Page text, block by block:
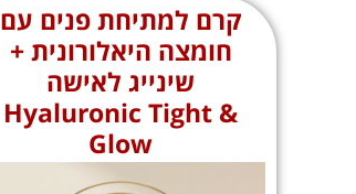
קרם למתיחת פנים עם
חומצה היאלורונית +
שינייג לאישה
Hyaluronic Tight &
Glow